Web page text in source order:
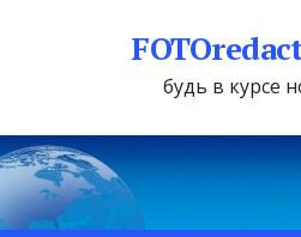
будь в курсе